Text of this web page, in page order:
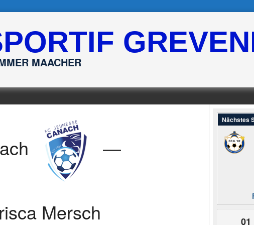
MAACHER
—
Mersch
Nächstes
01